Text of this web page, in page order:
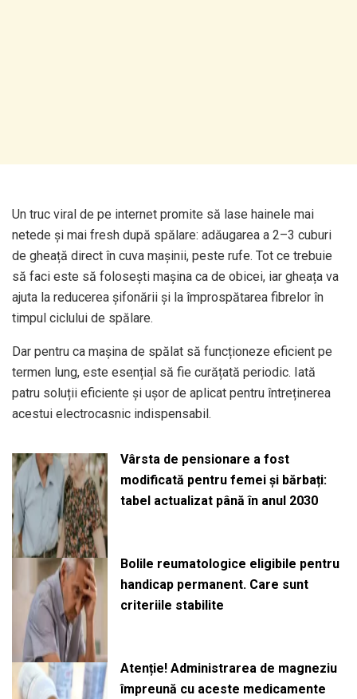
Un truc viral de pe internet promite să lase hainele mai
netede și mai fresh după spălare: adăugarea a 2–3 cuburi
de gheață direct în cuva mașinii, peste rufe. Tot ce trebuie
să faci este să folosești mașina ca de obicei, iar gheața va
ajuta la reducerea șifonării și la împrospătarea fibrelor în
timpul ciclului de spălare.
Dar pentru ca mașina de spălat să funcționeze eficient pe
termen lung, este esențial să fie curățată periodic. Iată
patru soluții eficiente și ușor de aplicat pentru întreținerea
acestui electrocasnic indispensabil.
Vârsta de pensionare a fost
modificată pentru femei și bărbați:
tabel actualizat până în anul 2030
Bolile reumatologice eligibile pentru
handicap permanent. Care sunt
criteriile stabilite
Atenție! Administrarea de magneziu
împreună cu aceste medicamente